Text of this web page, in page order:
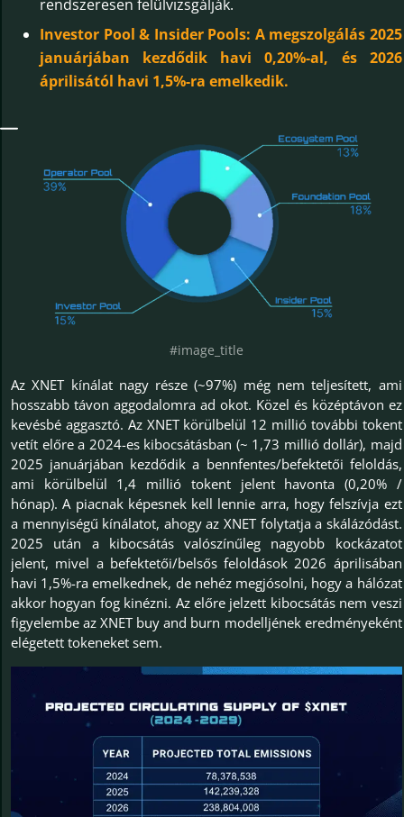
rendszeresen felülvizsgálják.
Investor Pool & Insider Pools: A megszolgálás 2025
januárjában kezdődik havi 0,20%-al, és 2026
áprilisától havi 1,5%-ra emelkedik.
#image_title
Az XNET kínálat nagy része (~97%) még nem teljesített, ami
hosszabb távon aggodalomra ad okot. Közel és középtávon ez
kevésbé aggasztó. Az XNET körülbelül 12 millió további tokent
vetít előre a 2024-es kibocsátásban (~ 1,73 millió dollár), majd
2025 januárjában kezdődik a bennfentes/befektetői feloldás,
ami körülbelül 1,4 millió tokent jelent havonta (0,20% /
hónap). A piacnak képesnek kell lennie arra, hogy felszívja ezt
a mennyiségű kínálatot, ahogy az XNET folytatja a skálázódást.
2025 után a kibocsátás valószínűleg nagyobb kockázatot
jelent, mivel a befektetői/belsős feloldások 2026 áprilisában
havi 1,5%-ra emelkednek, de nehéz megjósolni, hogy a hálózat
akkor hogyan fog kinézni. Az előre jelzett kibocsátás nem veszi
figyelembe az XNET buy and burn modelljének eredményeként
elégetett tokeneket sem.